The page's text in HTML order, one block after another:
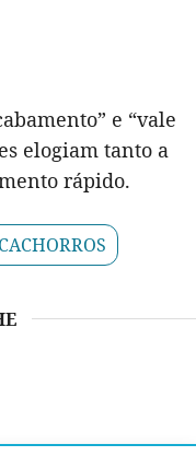
e “vale
elogiam tanto a
rápido.
CACHORROS